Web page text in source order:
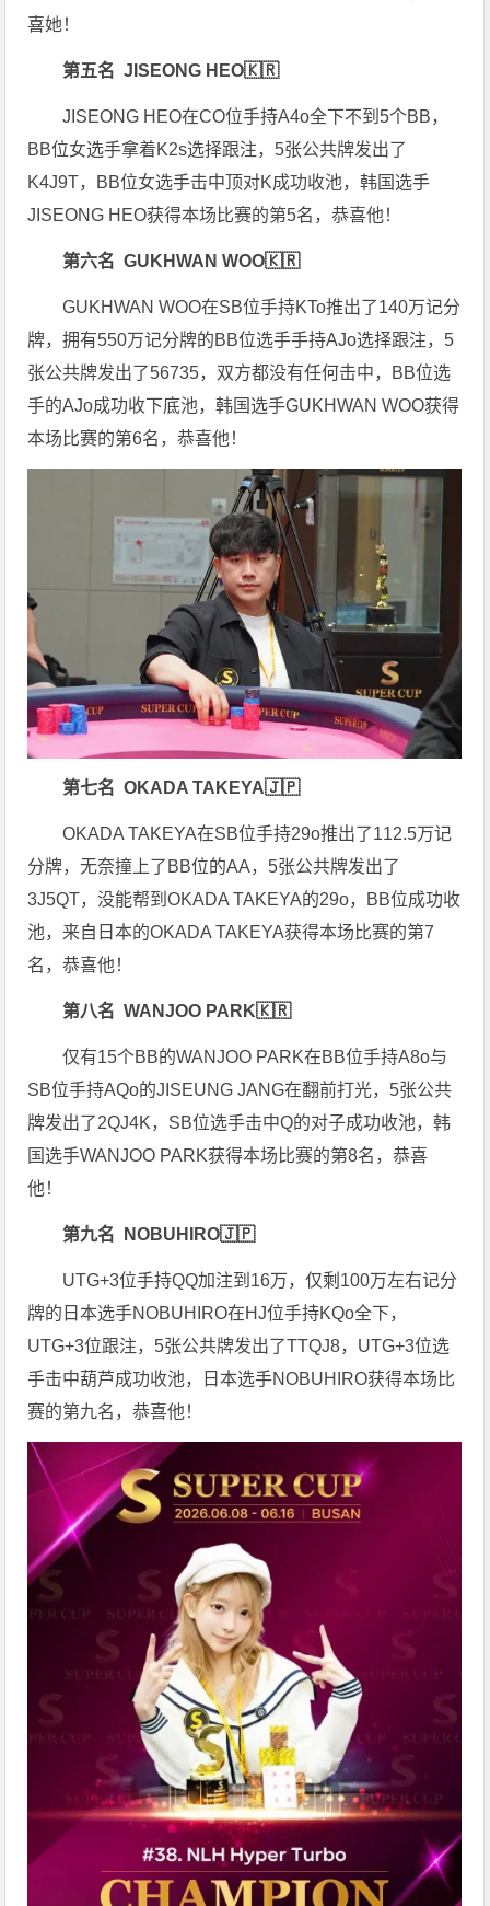
喜她！
第五名 JISEONG HEO🇰🇷
JISEONG HEO在CO位手持A4o全下不到5个BB，
BB位女选手拿着K2s选择跟注，5张公共牌发出了
K4J9T，BB位女选手击中顶对K成功收池，韩国选手
JISEONG HEO获得本场比赛的第5名，恭喜他！
第六名 GUKHWAN WOO🇰🇷
GUKHWAN WOO在SB位手持KTo推出了140万记分
牌，拥有550万记分牌的BB位选手手持AJo选择跟注，5
张公共牌发出了56735，双方都没有任何击中，BB位选
手的AJo成功收下底池，韩国选手GUKHWAN WOO获得
本场比赛的第6名，恭喜他！
第七名 OKADA TAKEYA🇯🇵
OKADA TAKEYA在SB位手持29o推出了112.5万记
分牌，无奈撞上了BB位的AA，5张公共牌发出了
3J5QT，没能帮到OKADA TAKEYA的29o，BB位成功收
池，来自日本的OKADA TAKEYA获得本场比赛的第7
名，恭喜他！
第八名 WANJOO PARK🇰🇷
仅有15个BB的WANJOO PARK在BB位手持A8o与
SB位手持AQo的JISEUNG JANG在翻前打光，5张公共
牌发出了2QJ4K，SB位选手击中Q的对子成功收池，韩
国选手WANJOO PARK获得本场比赛的第8名，恭喜
他！
第九名 NOBUHIRO🇯🇵
UTG+3位手持QQ加注到16万，仅剩100万左右记分
牌的日本选手NOBUHIRO在HJ位手持KQo全下，
UTG+3位跟注，5张公共牌发出了TTQJ8，UTG+3位选
手击中葫芦成功收池，日本选手NOBUHIRO获得本场比
赛的第九名，恭喜他！